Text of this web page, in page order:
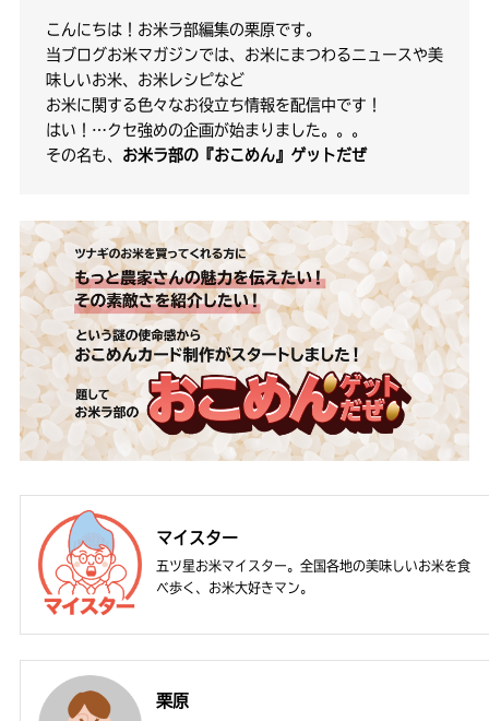
こんにちは！お米ラ部編集の栗原です。
当ブログお米マガジンでは、お米にまつわるニュースや美
味しいお米、お米レシピなど
お米に関する色々なお役立ち情報を配信中です！
はい！…クセ強めの企画が始まりました。。。
その名も、 お米ラ部の『おこめん』ゲットだぜ
マイスター
五ツ星お米マイスター。全国各地の美味しいお米を食
べ歩く、お米大好きマン。
栗原